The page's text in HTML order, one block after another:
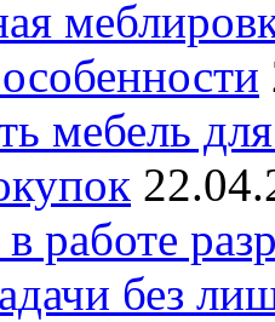
мебель
работе
без